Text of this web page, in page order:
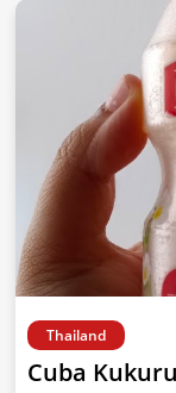
Thailand
Cuba